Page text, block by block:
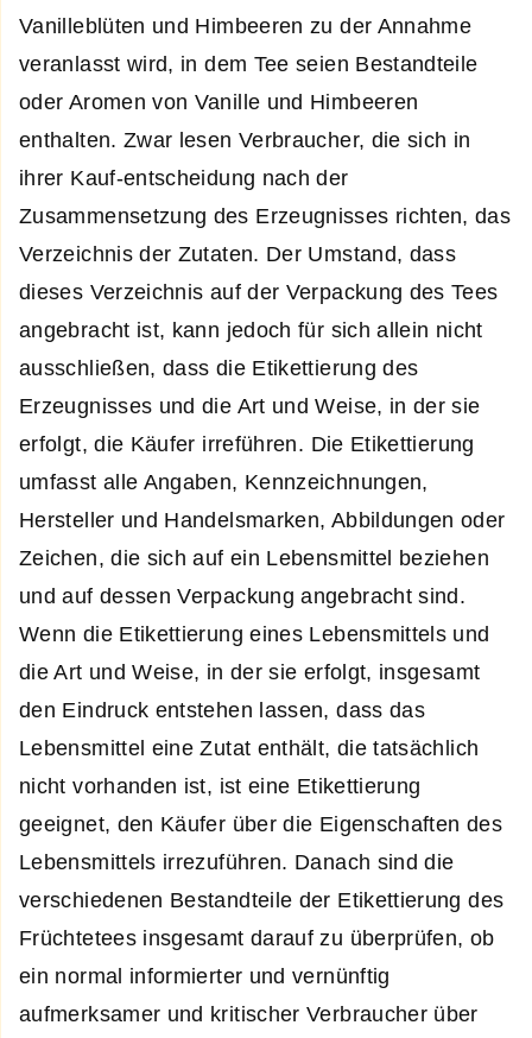
Vanilleblüten und Himbeeren zu der Annahme
veranlasst wird, in dem Tee seien Bestandteile
oder Aromen von Vanille und Himbeeren
enthalten. Zwar lesen Verbraucher, die sich in
ihrer Kauf-entscheidung nach der
Zusammensetzung des Erzeugnisses richten, das
Verzeichnis der Zutaten. Der Umstand, dass
dieses Verzeichnis auf der Verpackung des Tees
angebracht ist, kann jedoch für sich allein nicht
ausschließen, dass die Etikettierung des
Erzeugnisses und die Art und Weise, in der sie
erfolgt, die Käufer irreführen. Die Etikettierung
umfasst alle Angaben, Kennzeichnungen,
Hersteller­ und Handelsmarken, Abbildungen oder
Zeichen, die sich auf ein Lebensmittel beziehen
und auf dessen Verpackung angebracht sind.
Wenn die Etikettierung eines Lebensmittels und
die Art und Weise, in der sie erfolgt, insgesamt
den Eindruck entstehen lassen, dass das
Lebensmittel eine Zutat enthält, die tatsächlich
nicht vorhanden ist, ist eine Etikettierung
geeignet, den Käufer über die Eigenschaften des
Lebensmittels irrezuführen. Danach sind die
verschiedenen Bestandteile der Etikettierung des
Früchtetees insgesamt darauf zu überprüfen, ob
ein normal informierter und vernünftig
aufmerksamer und kritischer Verbraucher über